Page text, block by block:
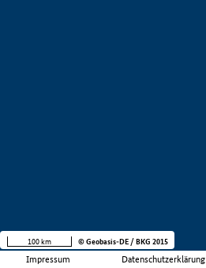
Impressum Datenschutzerklärung
100 km © Geobasis-DE / BKG 2015